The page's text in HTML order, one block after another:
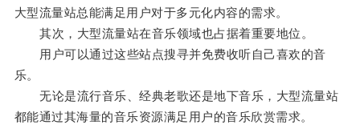
大型流量站总能满足用户对于多元化内容的需求。
其次，大型流量站在音乐领域也占据着重要地位。
用户可以通过这些站点搜寻并免费收听自己喜欢的音
乐。
无论是流行音乐、经典老歌还是地下音乐，大型流量站
都能通过其海量的音乐资源满足用户的音乐欣赏需求。